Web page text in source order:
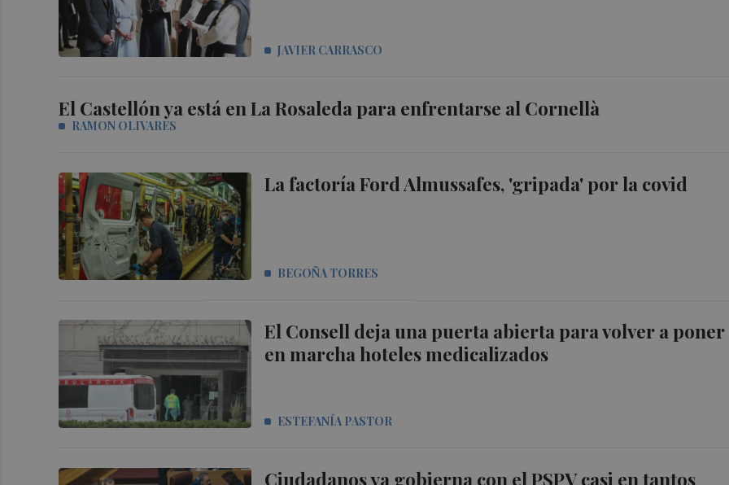
JAVIER CARRASCO
El Castellón ya está en La Rosaleda para enfrentarse al Cornellà
RAMON OLIVARES
La factoría Ford Almussafes, 'gripada' por la covid
BEGOÑA TORRES
El Consell deja una puerta abierta para volver a poner
en marcha hoteles medicalizados
ESTEFANÍA PASTOR
Ciudadanos ya gobierna con el PSPV casi en tantos